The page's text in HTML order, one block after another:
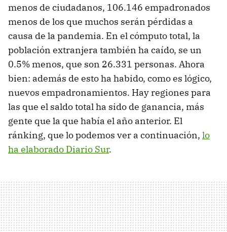
menos de ciudadanos, 106.146 empadronados
menos de los que muchos serán pérdidas a
causa de la pandemia. En el cómputo total, la
población extranjera también ha caído, se un
0.5% menos, que son 26.331 personas. Ahora
bien: además de esto ha habido, como es lógico,
nuevos empadronamientos. Hay regiones para
las que el saldo total ha sido de ganancia, más
gente que la que había el año anterior. El
ránking, que lo podemos ver a continuación, lo
ha elaborado Diario Sur.